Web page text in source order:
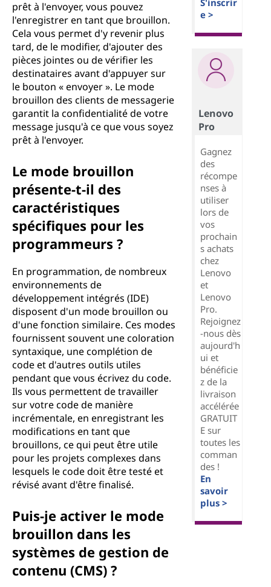
prêt à l'envoyer, vous pouvez
l'enregistrer en tant que brouillon.
Cela vous permet d'y revenir plus
tard, de le modifier, d'ajouter des
pièces jointes ou de vérifier les
destinataires avant d'appuyer sur
le bouton « envoyer ». Le mode
brouillon des clients de messagerie
garantit la confidentialité de votre
message jusqu'à ce que vous soyez
prêt à l'envoyer.
Le mode brouillon
présente-t-il des
caractéristiques
spécifiques pour les
programmeurs ?
En programmation, de nombreux
environnements de
développement intégrés (IDE)
disposent d'un mode brouillon ou
d'une fonction similaire. Ces modes
fournissent souvent une coloration
syntaxique, une complétion de
code et d'autres outils utiles
pendant que vous écrivez du code.
Ils vous permettent de travailler
sur votre code de manière
incrémentale, en enregistrant les
modifications en tant que
brouillons, ce qui peut être utile
pour les projets complexes dans
lesquels le code doit être testé et
révisé avant d'être finalisé.
Puis-je activer le mode
brouillon dans les
systèmes de gestion de
contenu (CMS) ?
S'inscrir
e >
Lenovo
Pro
Gagnez
des
récompe
nses à
utiliser
lors de
vos
prochain
s achats
chez
Lenovo
et
Lenovo
Pro.
Rejoignez
-nous dès
aujourd'h
ui et
bénéficie
z de la
livraison
accélérée
GRATUIT
E sur
toutes les
comman
des !
En
savoir
plus >